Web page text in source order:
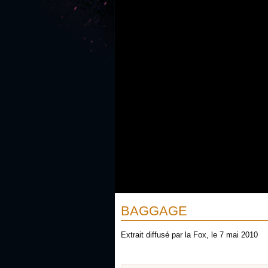
BAGGAGE
Extrait diffusé par la Fox, le 7 mai 2010